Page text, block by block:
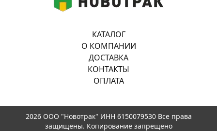
КАТАЛОГ
О КОМПАНИИ
ДОСТАВКА
КОНТАКТЫ
ОПЛАТА
2026 ООО "Новотрак" ИНН 6150079530 Все права
защищены. Копирование запрещено